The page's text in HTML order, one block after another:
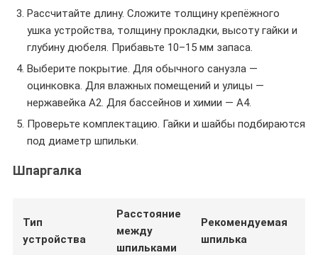
Рассчитайте длину. Сложите толщину крепёжного
ушка устройства, толщину прокладки, высоту гайки и
глубину дюбеля. Прибавьте 10–15 мм запаса.
Выберите покрытие. Для обычного санузла —
оцинковка. Для влажных помещений и улицы —
нержавейка A2. Для бассейнов и химии — A4.
Проверьте комплектацию. Гайки и шайбы подбираются
под диаметр шпильки.
Шпаргалка
Тип
устройства
Расстояние
между
шпильками
Рекомендуемая
шпилька